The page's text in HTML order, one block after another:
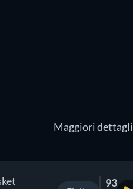
Maggiori dettagli
93